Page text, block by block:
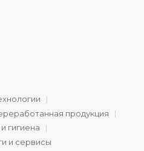
продукция
гигиена
и сервисы